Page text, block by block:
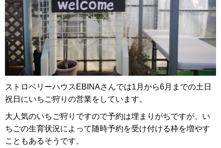
ストロベリーハウスEBINAさんでは1月から6月までの土日
祝日にいちご狩りの営業をしています。
大人気のいちご狩りですので予約は埋まりがちですが、い
ちごの生育状況によって随時予約を受け付ける枠を増やす
こともあるそうです。